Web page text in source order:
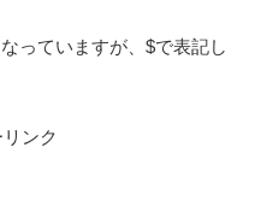
っていますが、$で表記し
ンク